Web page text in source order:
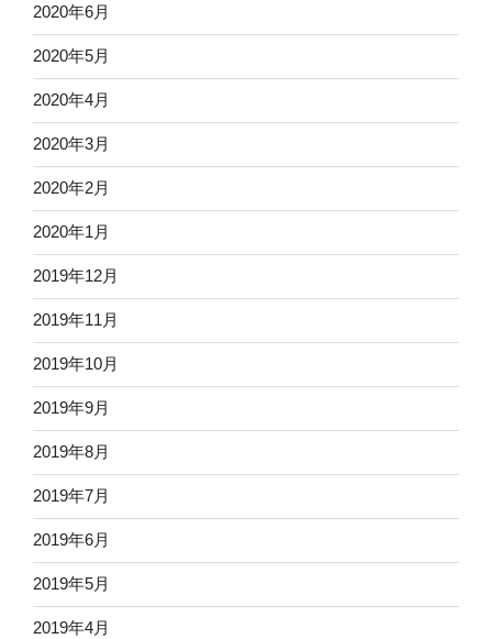
2020年6月
2020年5月
2020年4月
2020年3月
2020年2月
2020年1月
2019年12月
2019年11月
2019年10月
2019年9月
2019年8月
2019年7月
2019年6月
2019年5月
2019年4月